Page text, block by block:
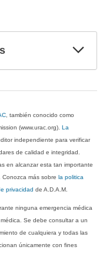
, también conocido como
(www.urac.org).La
independiente para verificar
de calidad e integridad.
en alcanzar esta tan importante
Conozca más sobrela politica
privacidad de A.D.A.M.
ninguna emergencia médica
Se debe consultar a un
de cualquiera y todas las
únicamente con fines